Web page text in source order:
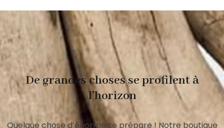
De grandes choses se profilent à
l’horizon
Quelque chose d’énorme se prépare ! Notre boutique